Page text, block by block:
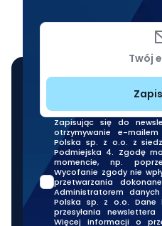
Zapisując się do
otrzymywanie e-
Polska sp. z o.o. z
Podmiejska 4. Zgodę
momencie, np.
Wycofanie zgody nie
przetwarzania
Administratorem
Polska sp. z o.o. Dane
przesyłania
Więcej informacji o